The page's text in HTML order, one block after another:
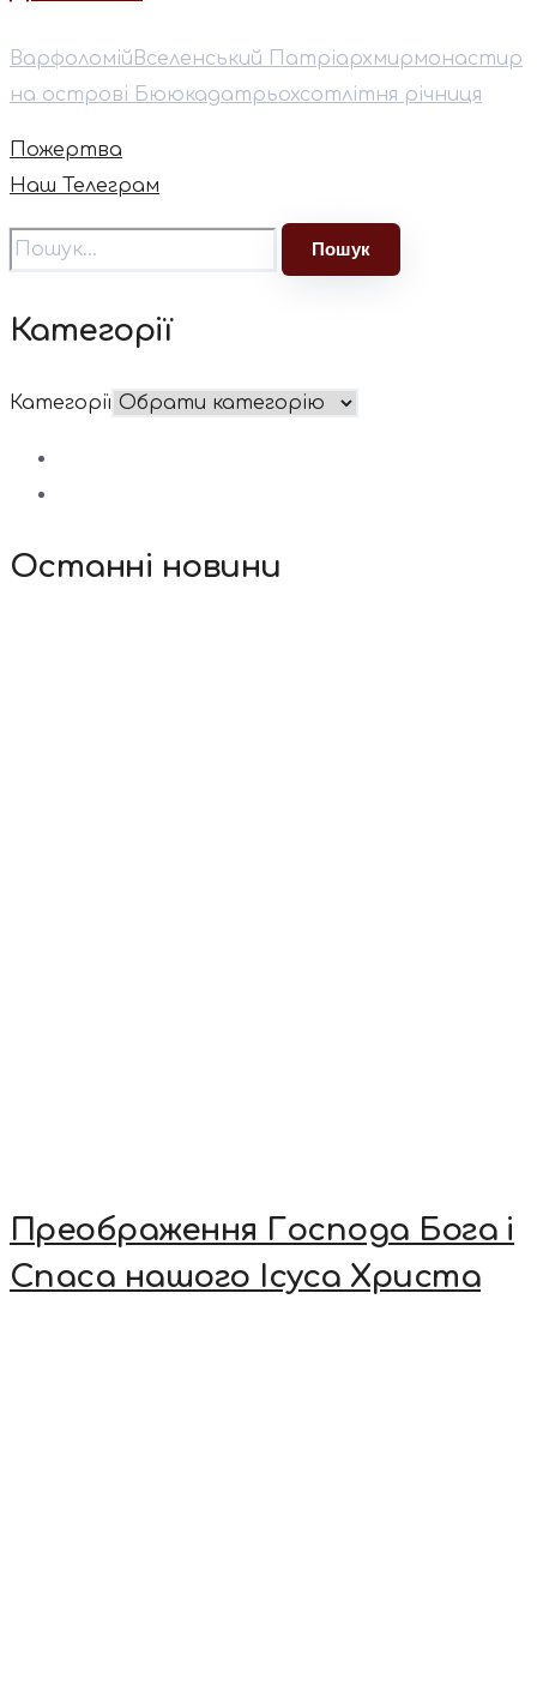
Варфоломій Вселенський Патріархмирмонастир
на острові Бююкадатрьохсотлітня річниця
Пожертва
Наш Телеграм
Категорії
Категорії
Останні новини
Преображення Господа Бога і
Спаса нашого Ісуса Христа